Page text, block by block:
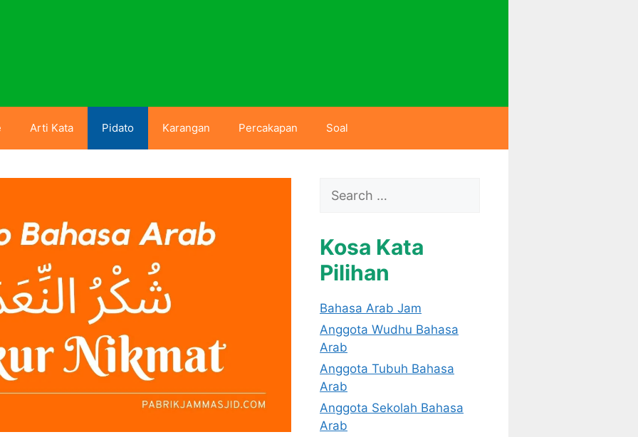
Arti Kata Pidato Karangan Percakapan Soal
for:
Kosa Kata
Pilihan
Bahasa Arab Jam
Anggota Wudhu Bahasa
Arab
Anggota Tubuh Bahasa
Arab
Anggota Sekolah Bahasa
Arab